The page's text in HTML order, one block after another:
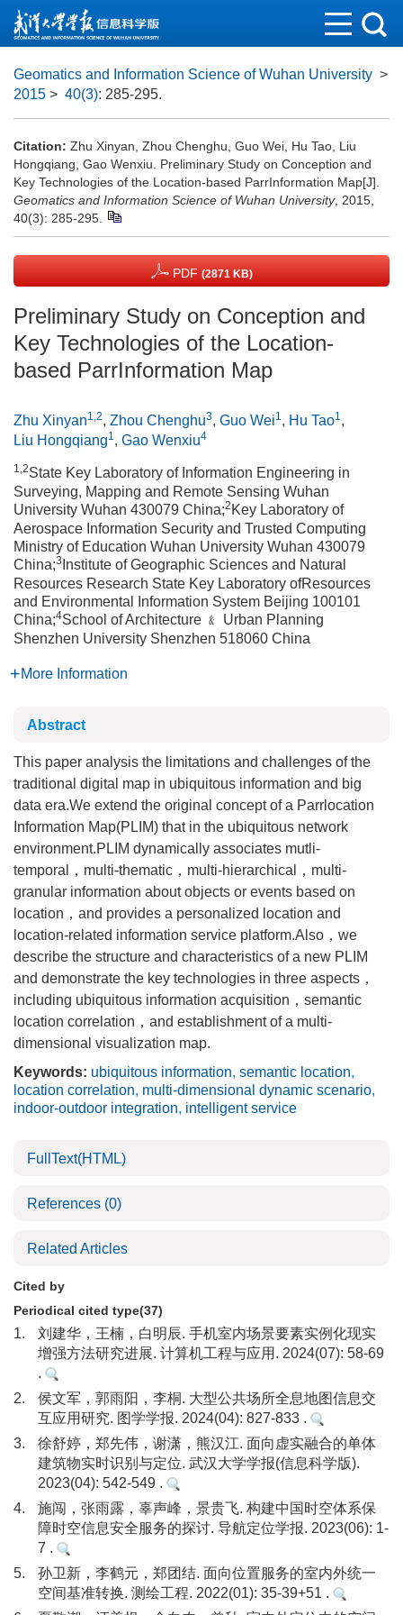
Geomatics and Information Science of Wuhan University >
2015 > 40(3): 285-295.
Citation: Zhu Xinyan, Zhou Chenghu, Guo Wei, Hu Tao, Liu
Hongqiang, Gao Wenxiu. Preliminary Study on Conception and
Key Technologies of the Location-based ParrInformation Map[J].
Geomatics and Information Science of Wuhan University, 2015,
40(3): 285-295.
PDF (2871 KB)
Preliminary Study on Conception and
Key Technologies of the Location-
based ParrInformation Map
Zhu Xinyan1,2, Zhou Chenghu3, Guo Wei1, Hu Tao1,
Liu Hongqiang1, Gao Wenxiu4
1,2State Key Laboratory of Information Engineering in
Surveying, Mapping and Remote Sensing Wuhan
University Wuhan 430079 China;2 Key Laboratory of
Aerospace Information Security and Trusted Computing
Ministry of Education Wuhan University Wuhan 430079
China;3 Institute of Geographic Sciences and Natural
Resources Research State Key Laboratory ofResources
and Environmental Information System Beijing 100101
China;4School of Architecture ﹠ Urban Planning
Shenzhen University Shenzhen 518060 China
More Information
Abstract
This paper analysis the limitations and challenges of the
traditional digital map in ubiquitous information and big
data era.We extend the original concept of a Parrlocation
Information Map(PLIM) that in the ubiquitous network
environment.PLIM dynamically associates mutli-
temporal，multi-thematic，multi-hierarchical，multi-
granular information about objects or events based on
location，and provides a personalized location and
location-related information service platform.Also，we
describe the structure and characteristics of a new PLIM
and demonstrate the key technologies in three aspects，
including ubiquitous information acquisition，semantic
location correlation，and establishment of a multi-
dimensional visualization map.
Keywords: ubiquitous information, semantic location,
location correlation, multi-dimensional dynamic scenario,
indoor-outdoor integration, intelligent service
FullText(HTML)
References (0)
Related Articles
Cited by
Periodical cited type(37)
1.
刘建华，王楠，白明辰. 手机室内场景要素实例化现实
增强方法研究进展. 计算机工程与应用. 2024(07): 58-69
.
2.
侯文军，郭雨阳，李桐. 大型公共场所全息地图信息交
互应用研究. 图学学报. 2024(04): 827-833 .
3.
徐舒婷，郑先伟，谢潇，熊汉江. 面向虚实融合的单体
建筑物实时识别与定位. 武汉大学学报(信息科学版).
2023(04): 542-549 .
4.
施闯，张雨露，辜声峰，景贵飞. 构建中国时空体系保
障时空信息安全服务的探讨. 导航定位学报. 2023(06): 1-
7 .
5.
孙卫新，李鹤元，郑团结. 面向位置服务的室内外统一
空间基准转换. 测绘工程. 2022(01): 35-39+51 .